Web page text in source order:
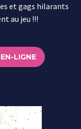
et gags hilarants
au jeu !!!
LIGNE